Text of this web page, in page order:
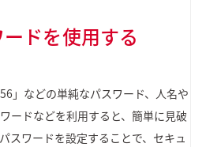
ドを使用する
」などの単純なパスワード、人名や
ードなどを利用すると、簡単に見破
スワードを設定することで、セキュ